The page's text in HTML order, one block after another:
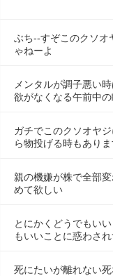
ぶち--すぞこのクソオ
ゃねーよ
メンタルが調子悪い
欲がなくなる午前中
ガチでこのクソオヤ
ら物投げる時もあり
親の機嫌が株で全部
めて欲しい
とにかくどうでもい
もいいことに惑わさ
死にたいが離れない